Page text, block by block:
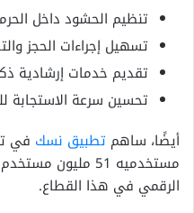
تنظيم الحشود داخل
تسهيل إجراءات الحجز
تقديم خدمات إرشادية
تحسين سرعة الاستجابة
أيضًا، ساهم تطبيق نسك في
مستخدميه 51
الرقمي في هذا القطاع.